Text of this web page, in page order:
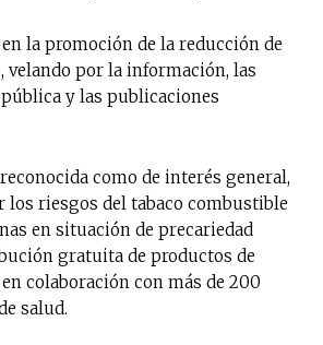
en la promoción de la reducción de
velando por la información, las
y las publicaciones
como de interés general,
los riesgos del tabaco combustible
en situación de precariedad
gratuita de productos de
colaboración con más de 200
salud.